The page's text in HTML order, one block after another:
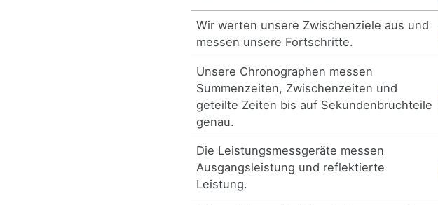
Wir werten unsere Zwischenziele aus und
messen unsere Fortschritte.
Unsere Chronographen messen
Summenzeiten, Zwischenzeiten und
geteilte Zeiten bis auf Sekundenbruchteile
genau.
Die Leistungsmessgeräte messen
Ausgangsleistung und reflektierte
Leistung.